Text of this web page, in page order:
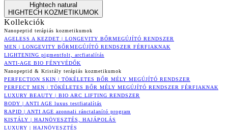
Hightech natural
HIGHTECH KOZMETIKUMOK
Kollekciók
Nanopeptid terápiás kozmetikumok
AGELESS A KEZDET | LONGEVITY BŐRMEGÚJÍTÓ RENDSZER
MEN | LONGEVITY BŐRMEGÚJÍTÓ RENDSZER FÉRFIAKNAK
LIGHTENING pigmentfolt, arcfiatalítás
ANTI-AGE BIO FÉNYVÉDŐK
Nanopeptid & Kristály terápiás kozmetikumok
PERFECTION SKIN | TÖKÉLETES BŐR MÉLY MEGÚJÍTÓ RENDSZER
PERFECT MEN | TÖKÉLETES BŐR MÉLY MEGÚJÍTÓ RENDSZER FÉRFIAKNAK
LUXURY BEAUTY | BIO ARC LIFTING RENDSZER
BODY | ANTI AGE luxus testfiatalítás
RAPID | ANTI AGE azonnali ránctalanító program
KISTÁLY | HAJNÖVESZTÉS, HAJÁPOLÁS
LUXURY | HAJNÖVESZTÉS